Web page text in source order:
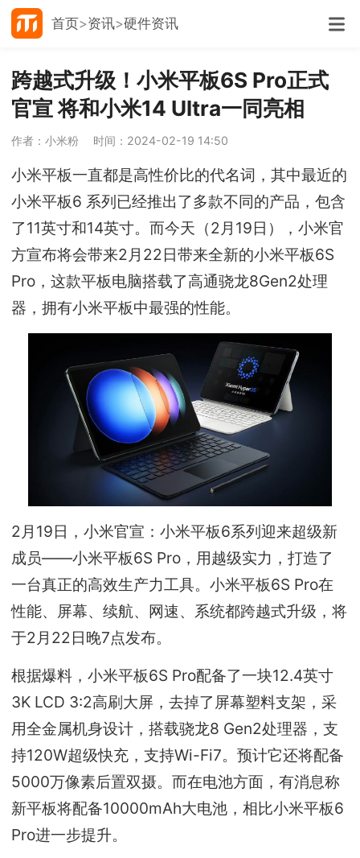
首页 资讯 硬件资讯
跨越式升级！小米平板6S Pro正式
官宣 将和小米14 Ultra一同亮相
作者：小米粉 时间：2024-02-19 14:50
小米平板一直都是高性价比的代名词，其中最近的
小米平板6 系列已经推出了多款不同的产品，包含
了11英寸和14英寸。而今天（2月19日），小米官
方宣布将会带来2月22日带来全新的小米平板6S
Pro，这款平板电脑搭载了高通骁龙8Gen2处理
器，拥有小米平板中最强的性能。
2月19日，小米官宣：小米平板6系列迎来超级新
成员——小米平板6S Pro，用越级实力，打造了
一台真正的高效生产力工具。小米平板6S Pro在
性能、屏幕、续航、网速、系统都跨越式升级，将
于2月22日晚7点发布。
根据爆料，小米平板6S Pro配备了一块12.4英寸
3K LCD 3:2高刷大屏，去掉了屏幕塑料支架，采
用全金属机身设计，搭载骁龙8 Gen2处理器，支
持120W超级快充，支持Wi-Fi7。预计它还将配备
5000万像素后置双摄。而在电池方面，有消息称
新平板将配备10000mAh大电池，相比小米平板6
Pro进一步提升。